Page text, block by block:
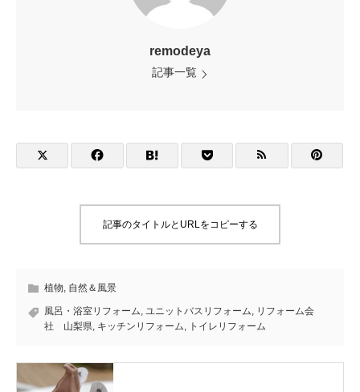
remodeya
記事一覧
記事のタイトルとURLをコピーする
植物, 自然＆風景
風呂・浴室リフォーム, ユニットバスリフォーム, リフォーム会
社 山梨県, キッチンリフォーム, トイレリフォーム